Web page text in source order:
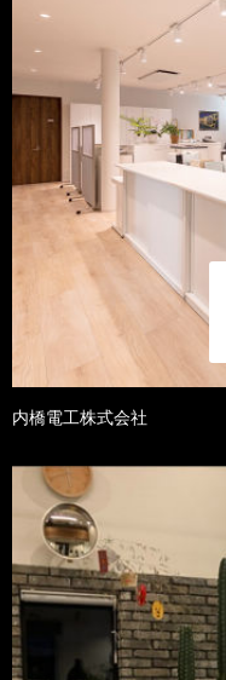
内橋電工株式会社